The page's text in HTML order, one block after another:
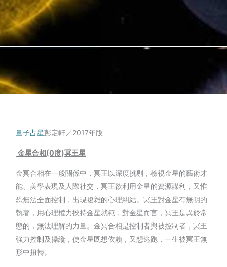
量子占星彭定軒／2017年版
金星合相(0度)冥王星
金冥合相在一般關係中，冥王以深度挑剔，檢視金星的藝術才
能、美學表現及人際社交，冥王欲利用金星的資源謀利，又惟
恐無法全面控制，出現複雜的心理糾結。冥王對金星有無明的
執著，用心理權力挾持金星就範，對金星而言，冥王是異於常
態的，無法理解的力量。金冥合相是控制者與被控制者，冥王
強力控制及操縱，使金星既想依賴，又想逃跑，一生被冥王無
形中扭轉。